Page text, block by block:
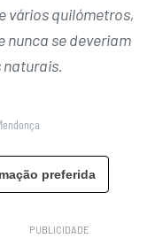
vários quilómetros,
nunca se deveriam
preferida